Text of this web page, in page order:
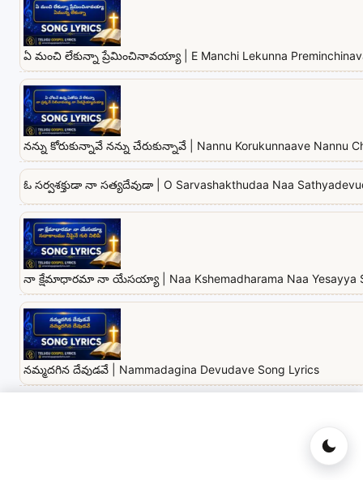
ఏ మంచి లేకున్నా ప్రేమించినావయ్యా | E Manchi Lekunna
నన్ను కోరుకున్నావే నన్ను చేరుకున్నావే | Nannu Korukunnaave Nannu
ఓ సర్వశక్తుడా నా సత్యదేవుడా | O Sarvashakthudaa Naa
నా క్షేమాధారమా నా యేసయ్యా | Naa Kshemadharama Naa Yesayya
నమ్మదగిన దేవుడవే | Nammadagina Devudave Song Lyrics
దాచి ఉంచలేనయ్య | Daachi Unchalenayya Song Lyrics in Telugu &